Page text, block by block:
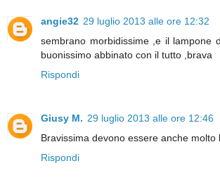
angie32 29 luglio 2013 alle ore 12:32
sembrano morbidissime ,e il lampone
buonissimo abbinato con il tutto ,brava
Rispondi
Giusy M. 29 luglio 2013 alle ore 12:46
Bravissima devono essere anche molto
Rispondi